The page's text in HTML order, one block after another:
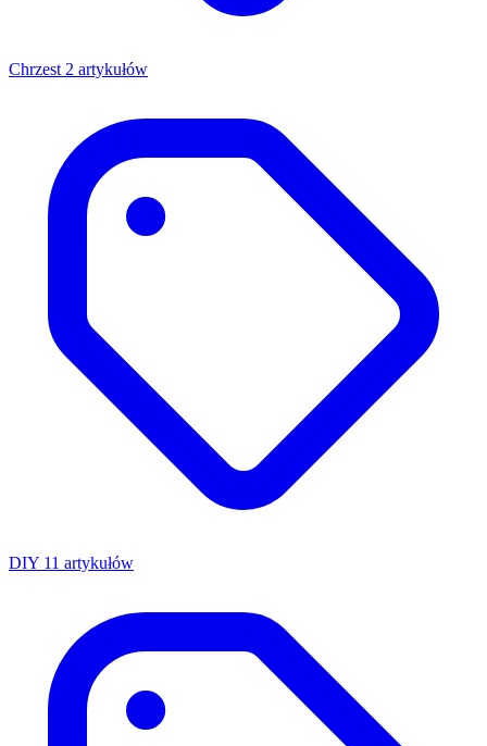
Chrzest 2 artykułów
DIY 11 artykułów